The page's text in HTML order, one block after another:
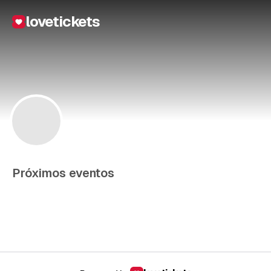
lovetickets
Próximos eventos